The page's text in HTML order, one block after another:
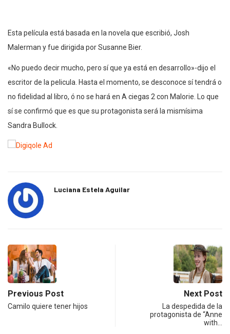
Esta película está basada en la novela que escribió, Josh
Malerman y fue dirigida por Susanne Bier.
«No puedo decir mucho, pero sí que ya está en desarrollo»-dijo el
escritor de la pelicula. Hasta el momento, se desconoce sí tendrá o
no fidelidad al libro, ó no se hará en A ciegas 2 con Malorie. Lo que
sí se confirmó que es que su protagonista será la mismísima
Sandra Bullock.
Luciana Estela Aguilar
Previous Post
Camilo quiere tener hijos
Next Post
La despedida de la
protagonista de “Anne
with…